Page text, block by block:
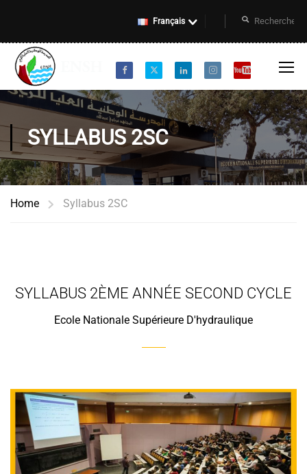
Français
SYLLABUS 2SC
Home Syllabus 2SC
SYLLABUS 2ÈME ANNÉE SECOND CYCLE
Ecole Nationale Supérieure D'hydraulique